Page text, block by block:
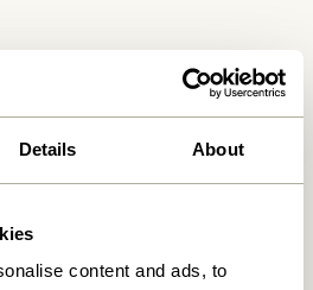
Details About
content and ads, to